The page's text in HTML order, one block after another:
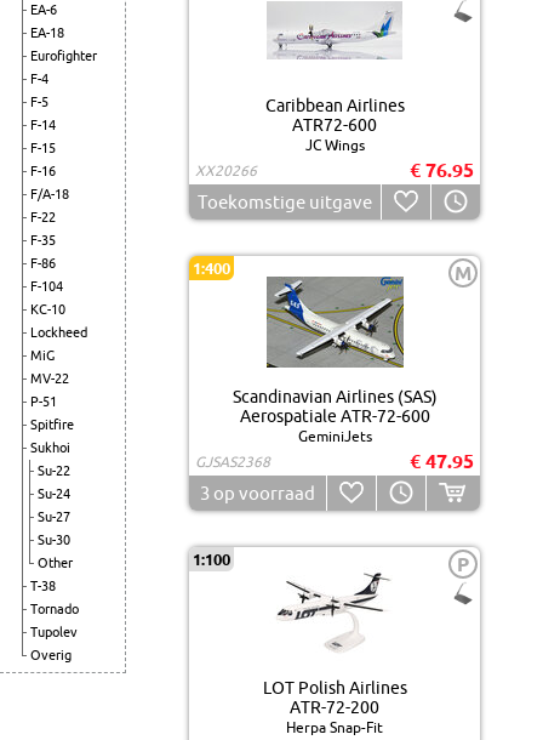
EA-6
EA-18
Eurofighter
F-4
F-5
F-14
F-15
F-16
F/A-18
F-22
F-35
F-86
F-104
KC-10
Lockheed
MiG
MV-22
P-51
Spitfire
Sukhoi
Su-22
Su-24
Su-27
Su-30
Other
T-38
Tornado
Tupolev
Overig
Caribbean Airlines
ATR72-600
JC Wings
XX20266
€ 76.95
Toekomstige uitgave
1:400 M
Scandinavian Airlines (SAS)
Aerospatiale ATR-72-600
GeminiJets
GJSAS2368
€ 47.95
3 op voorraad
1:100 P
LOT Polish Airlines
ATR-72-200
Herpa Snap-Fit